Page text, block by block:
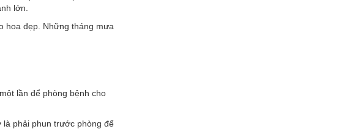
lớn.
hoa đẹp. Những tháng mưa
lần để phòng bệnh cho
là phải phun trước phòng để